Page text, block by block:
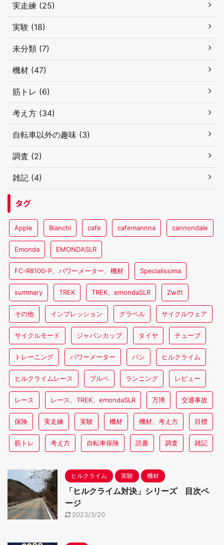
実走練 (25)
実験 (18)
未分類 (7)
機材 (47)
筋トレ (6)
考え方 (34)
自転車以外の趣味 (3)
調査 (2)
雑記 (4)
タグ
Apple Bianchi cafe cafemannna cannondale
Emonda EMONDASLR
FC-R8100-P、パワーメーター、機材 Specialissima
summary TREK TREK、emondaSLR Zwift
その他 インプレッション グラベル サイクルウェア
サイクルモード ジャパンカップ タイヤ チューブ
トレーニング パワーメーター パン ヒルクライム
ヒルクライムレース ブルベ ランニング レビュー
レース レース、TREK、emondaSLR 万博 交通事故
保険 実走練 実験 機材 機材、考え方 目標
筋トレ 考え方 自転車保険 読書 調査 雑記
ヒルクライム 実験 機材
「ヒルクライム対決」シリーズ 目次ペ
ージ
2023/3/20